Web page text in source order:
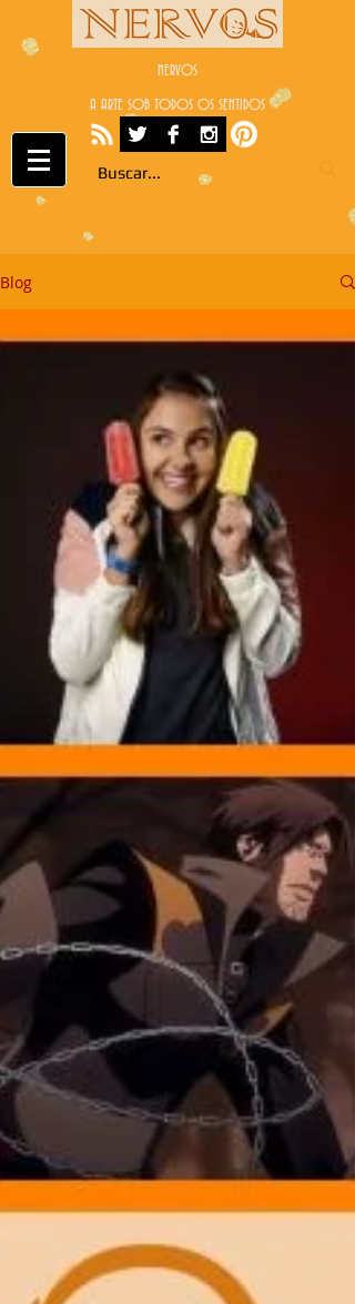
NERVOS
A ARTE SOB TODOS OS SENTIDOS
Blog